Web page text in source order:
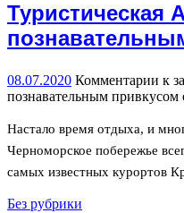
Туристическая
08.07.2020 Комментарии к
познавательным привкусом
Настало время отдыха, и
Черноморское побережье
самых известных курортов
Без рубрики